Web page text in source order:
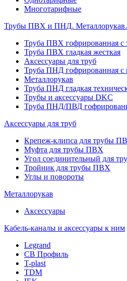
Многотарифные
Трубы ПВХ и ПНД. Металлорукав.
Труба ПВХ гофрированная с
Труба ПВХ гладкая жесткая
Аксессуары для труб
Труба ПНД гофрированная с
Металлорукав
Труба ПНД гладкая
Трубы и аксессуары DKC
Труба ПНД/ПВД
Аксессуары для труб
Крепеж-клипса для трубы
Муфта для трубы ПВХ
Угол соединительный для
Тройник для трубы ПВХ
Углы и повороты
Металлорукав
Аксессуары
Кабель-каналы и аксессуары к ним
Legrand
СВ Профиль
T-plast
TDM